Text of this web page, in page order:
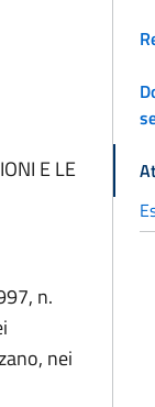
E LE
n.
nei